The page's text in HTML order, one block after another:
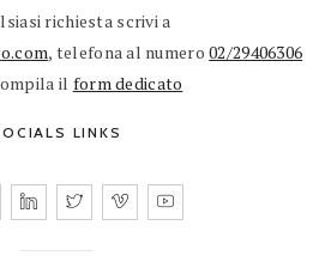
richiesta scrivi a
, telefona al numero02/29406306
il form dedicato
LINKS